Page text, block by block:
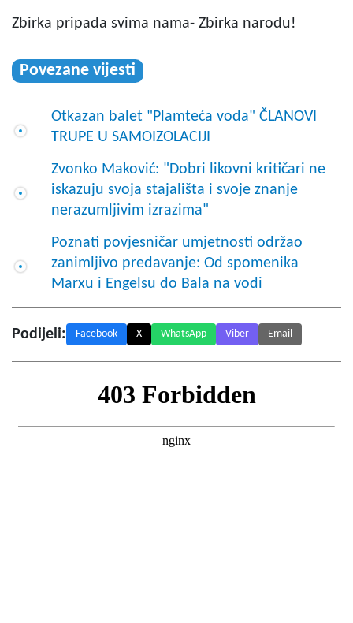
Zbirka pripada svima nama- Zbirka narodu!
Povezane vijesti
Otkazan balet "Plamteća voda" ČLANOVI
TRUPE U SAMOIZOLACIJI
Zvonko Maković: "Dobri likovni kritičari ne
iskazuju svoja stajališta i svoje znanje
nerazumljivim izrazima"
Poznati povjesničar umjetnosti održao
zanimljivo predavanje: Od spomenika
Marxu i Engelsu do Bala na vodi
Podijeli: Facebook X WhatsApp Viber Email